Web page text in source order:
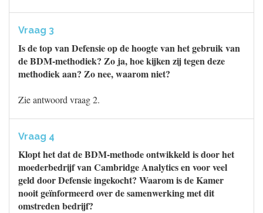
Vraag 3
Is de top van Defensie op de hoogte van het gebruik van
de BDM-methodiek? Zo ja, hoe kijken zij tegen deze
methodiek aan? Zo nee, waarom niet?
Zie antwoord vraag 2.
Vraag 4
Klopt het dat de BDM-methode ontwikkeld is door het
moederbedrijf van Cambridge Analytics en voor veel
geld door Defensie ingekocht? Waarom is de Kamer
nooit geïnformeerd over de samenwerking met dit
omstreden bedrijf?